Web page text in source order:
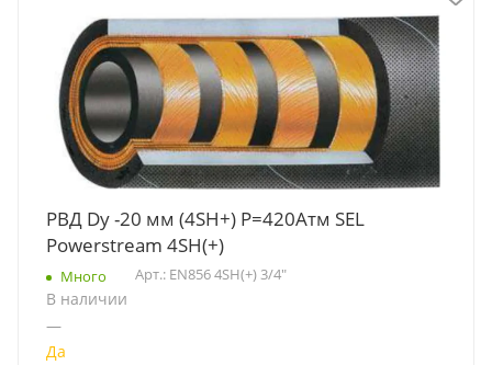
РВД Dу -20 мм (4SH+) Р=420Атм SEL
Powerstream 4SH(+)
Много Арт.: EN856 4SH(+) 3/4"
В наличии
—
Да